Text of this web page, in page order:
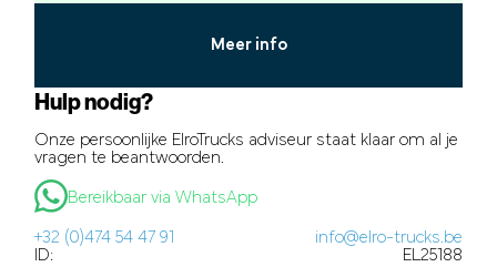
Meer info
Hulp nodig?
Onze persoonlijke ElroTrucks adviseur staat klaar om al je
vragen te beantwoorden.
Bereikbaar via WhatsApp
+32 (0)474 54 47 91
info@elro-trucks.be
ID:
EL25188